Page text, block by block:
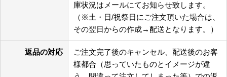
庫状況はメールにてお知らせ致します。
（※土・日/祝祭日にご注文頂いた場合は、
その翌日からの作成→配送となります。）
返品の対応
ご注文完了後のキャンセル、配送後のお客
様都合（思っていたものとイメージが違